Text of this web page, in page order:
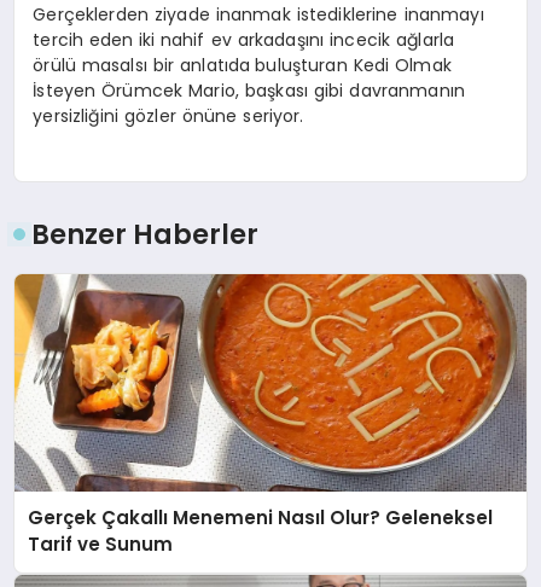
Gerçeklerden ziyade inanmak istediklerine inanmayı
tercih eden iki nahif ev arkadaşını incecik ağlarla
örülü masalsı bir anlatıda buluşturan Kedi Olmak
İsteyen Örümcek Mario, başkası gibi davranmanın
yersizliğini gözler önüne seriyor.
Benzer Haberler
Gerçek Çakallı Menemeni Nasıl Olur? Geleneksel
Tarif ve Sunum